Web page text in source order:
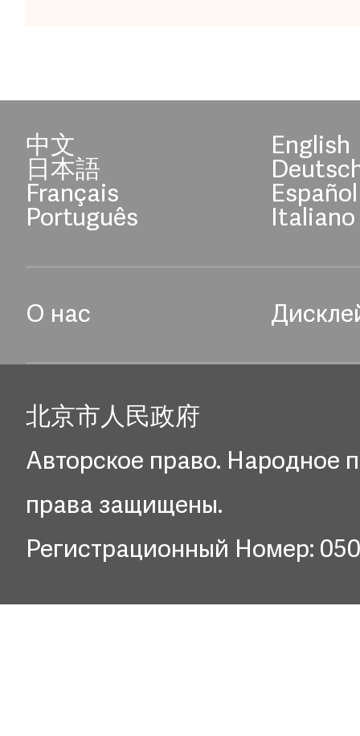
中文 English
日本語
Français Español
Português Italiano
О нас
北京市人民政府
Авторское право. Народное
права защищены.
Регистрационный Номер: